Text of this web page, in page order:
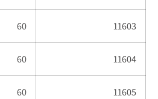
11603
60
11604
60
11605
60